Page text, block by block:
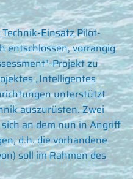
Einsatz Pilot-
entschlossen, vorrangig
Projekt zu
„Intelligentes
unterstützt
auszurüsten. Zwei
an dem nun in Angriff
d.h. die vorhandene
soll im Rahmen des